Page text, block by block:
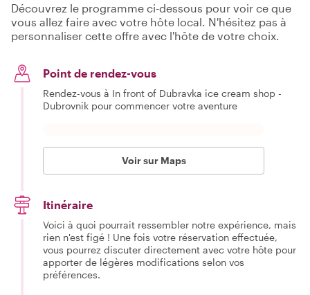
Découvrez le programme ci-dessous pour voir ce que
vous allez faire avec votre hôte local. N'hésitez pas à
personnaliser cette offre avec l'hôte de votre choix.
Point de rendez-vous
Rendez-vous à In front of Dubravka ice cream shop -
Dubrovnik pour commencer votre aventure
Voir sur Maps
Itinéraire
Voici à quoi pourrait ressembler notre expérience, mais
rien n'est figé ! Une fois votre réservation effectuée,
vous pourrez discuter directement avec votre hôte pour
apporter de légères modifications selon vos
préférences.